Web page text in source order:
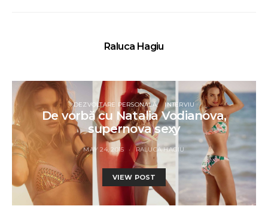
Raluca Hagiu
DEZVOLTARE PERSONALĂ INTERVIU
De vorbă cu Natalia Vodianova,
supernova sexy
MAY 24, 2015 RALUCA HAGIU
VIEW POST